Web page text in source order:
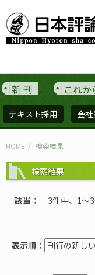
新 刊 これ
テキスト採用 会
HOME 検索結果
検索結果
該当 3件中、1〜
表示順：